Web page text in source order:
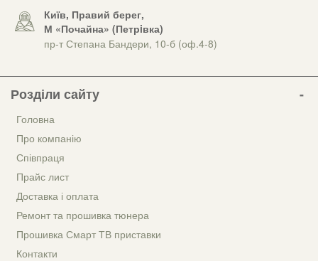
Київ, Правий берег,
М «Почайна» (Петрiвка)
пр-т Степана Бандери, 10-б (оф.4-8)
Розділи сайту
Головна
Про компанію
Співпраця
Прайс лист
Доставка і оплата
Ремонт та прошивка тюнера
Прошивка Смарт ТВ приставки
Контакти